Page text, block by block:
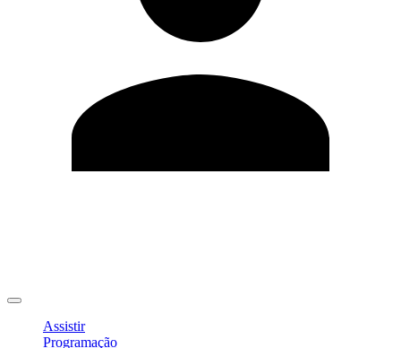
Assistir
Programação